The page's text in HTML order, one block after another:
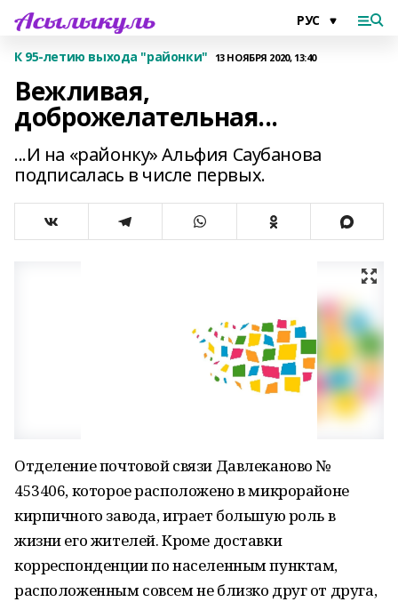
К 95-летию выхода "районки" 13 НОЯБРЯ 2020, 13:40
Вежливая,
доброжелательная...
...И на «районку» Альфия Саубанова
подписалась в числе первых.
Отделение почтовой связи Давлеканово №
453406, которое расположено в микрорайоне
кирпичного завода, играет большую роль в
жизни его жителей. Кроме доставки
корреспонденции по населенным пунктам,
расположенным совсем не близко друг от друга,